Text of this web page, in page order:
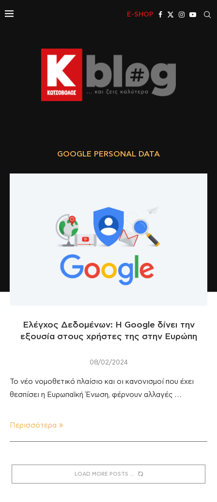
E-SHOP
GOOGLE PERSONAL DATA
Ελέγχος Δεδομένων: Η Google δίνει την
εξουσία στους χρήστες της στην Ευρώπη
08/02/2024
Το νέο νομοθετικό πλαίσιο και οι κανονισμοί που έχει
θεσπίσει η Ευρωπαϊκή Ένωση, φέρνουν αλλαγές …
Περισσότερα
LOAD MORE POSTS